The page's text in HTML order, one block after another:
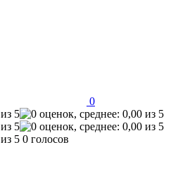
0
0 голосов